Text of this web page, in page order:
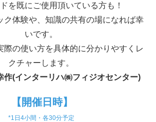
を既にご使用頂いている方も！
ク体験や、知識の共有の場になれば幸
いです。
際の使い方を具体的に分かりやすくレ
クチャーします。
(インターリハ㈱フィジオセンター)
【開催日時】
*1日4小間・各30分予定